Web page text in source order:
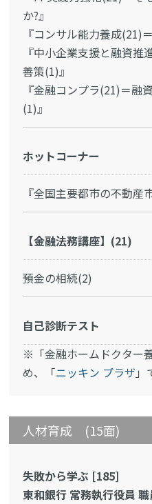
か?』
『コンサル能力養成(21)
『中小企業支援と融資
善策(1)』
『金融コンプラ(21)＝融
(1)』
ホットコーナー
『全国主要都市の不動産
【金融法務講座】(21)
預金の相続(2)
自己診断テスト
※「金融ホームドクター
め、「ニッキン プラザ 」
人材育成 (15面)
失敗から学ぶ [185]
東和銀行 常務執行役員